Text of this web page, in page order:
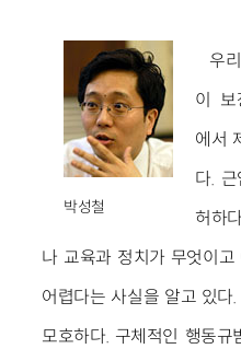
박성철
우
이 보
에서
다.
허하
나 교육과 정치가 무엇이고
어렵다는 사실을 알고 있
모호하다. 구체적인 행동